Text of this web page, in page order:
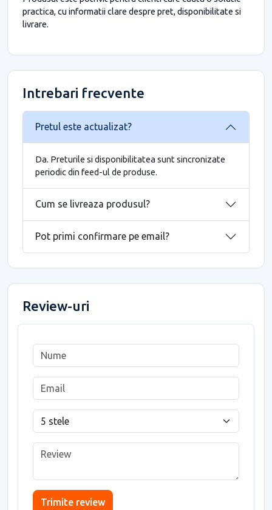
practica, cu informatii clare despre pret, disponibilitate si
livrare.
Intrebari frecvente
Pretul este actualizat?
Da. Preturile si disponibilitatea sunt sincronizate
periodic din feed-ul de produse.
Cum se livreaza produsul?
Pot primi confirmare pe email?
Review-uri
Trimite review